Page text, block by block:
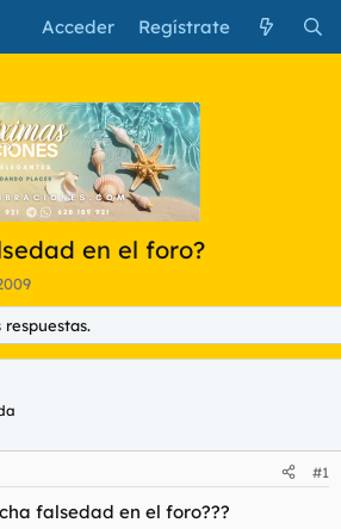
Acceder Regístrate
en el foro?
#1
falsedad en el foro???